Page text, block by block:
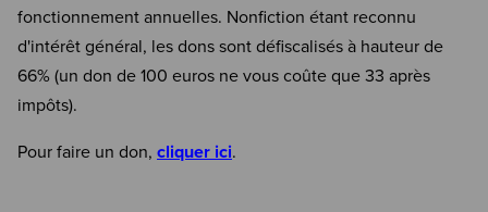
fonctionnement annuelles. Nonfiction étant reconnu
d'intérêt général, les dons sont défiscalisés à hauteur de
66% (un don de 100 euros ne vous coûte que 33 après
impôts).
Pour faire un don, cliquer ici.